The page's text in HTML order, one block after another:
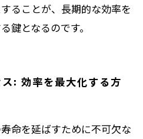
ることが、長期的な効率を
鍵となるのです。
: 効率を最大化する方
命を延ばすために不可欠な